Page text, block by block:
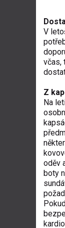
V
včas,
Z
Na
oděv
boty